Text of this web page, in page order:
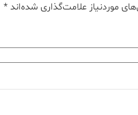
موردنیاز علامت‌گذاری شده‌اند *